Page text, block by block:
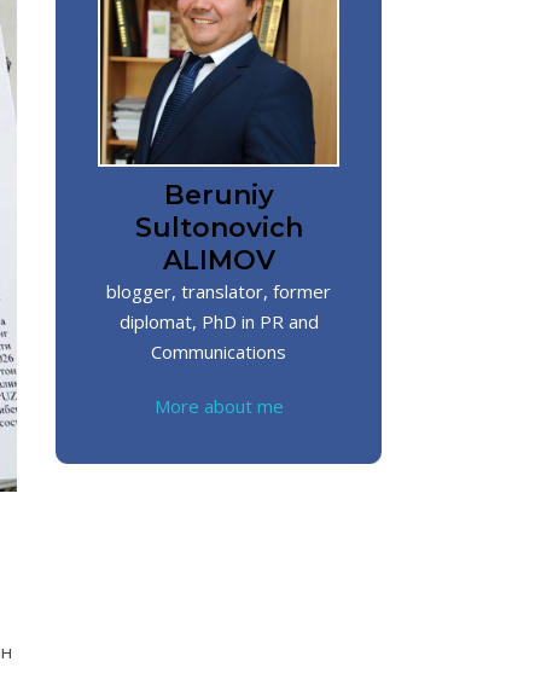
Beruniy
Sultonovich
ALIMOV
blogger, translator, former
diplomat, PhD in PR and
Communications
More about me